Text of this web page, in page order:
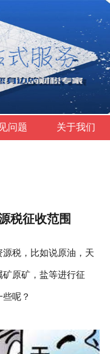
问题 关于我们
税征收范围
税，比如说原油，天
原矿，盐等进行征
呢？